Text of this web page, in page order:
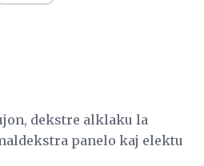
dekstre alklaku la
panelo kaj elektu